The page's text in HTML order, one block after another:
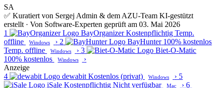
SA
✅ Kuratiert von Sergej Admin & dem AZU-Team KI-gestützt
erstellt · Von Software-Experten geprüft am 03. Mai 2026
1
BayOrganizer Kostenpflichtig Temp.
offline
Windows › 2 BayHunter 100% kostenlos
Temp. offline
Windows › 3
Biet-O-Matic
100% kostenlos
Windows
›
Anzeige
4
dewabit Kostenlos (privat) Windows › 5
iSale Kostenpflichtig Nicht verfügbar Mac › 6